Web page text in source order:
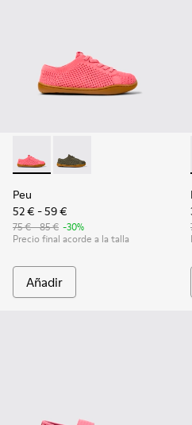
Peu - K800690-002 -
Peu - K800690-003 -
Peu
52 € - 59 €
75 € - 85 € -30%
Precio final acorde a la talla
Añadir